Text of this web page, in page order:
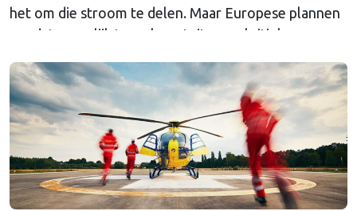
het om die stroom te delen. Maar Europese plannen
om dat mogelijk te maken stuiten op kritiek.